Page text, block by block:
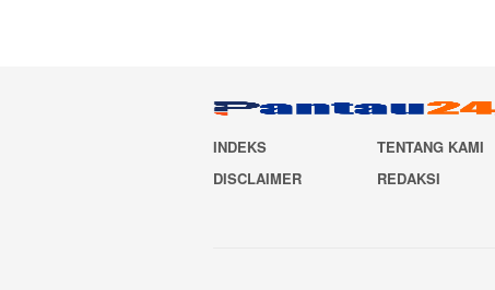
INDEKS TENTANG KAMI
DISCLAIMER
REDAKSI